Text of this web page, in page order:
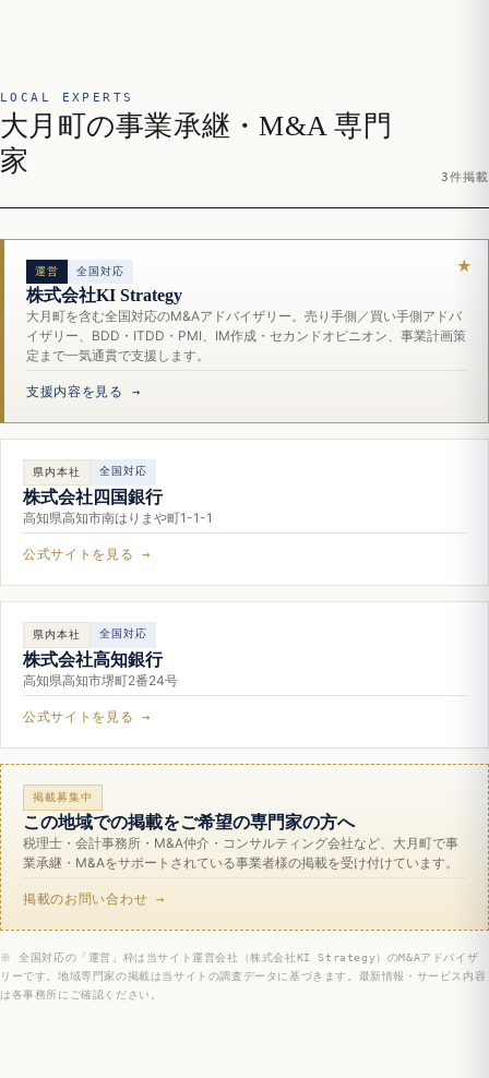
LOCAL EXPERTS
大月町の事業承継・M&A 専門
家
3件掲載
運営 全国対応
株式会社KI Strategy
大月町を含む全国対応のM&Aアドバイザリー。売り手側／買い手側アドバ
イザリー、BDD・ITDD・PMI、IM作成・セカンドオピニオン、事業計画策
定まで一気通貫で支援します。
支援内容を見る →
県内本社 全国対応
株式会社四国銀行
高知県高知市南はりまや町1-1-1
公式サイトを見る →
県内本社 全国対応
株式会社高知銀行
高知県高知市堺町2番24号
公式サイトを見る →
掲載募集中
この地域での掲載をご希望の専門家の方へ
税理士・会計事務所・M&A仲介・コンサルティング会社など、大月町で事
業承継・M&Aをサポートされている事業者様の掲載を受け付けています。
掲載のお問い合わせ →
※ 全国対応の「運営」枠は当サイト運営会社（株式会社KI Strategy）のM&Aアドバイザ
リーです。地域専門家の掲載は当サイトの調査データに基づきます。最新情報・サービス内容
は各事務所にご確認ください。